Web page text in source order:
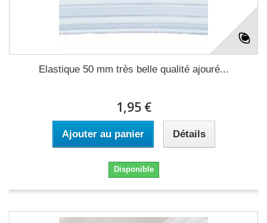
Elastique 50 mm très belle qualité ajouré...
1,95 €
Ajouter au panier Détails
Disponible